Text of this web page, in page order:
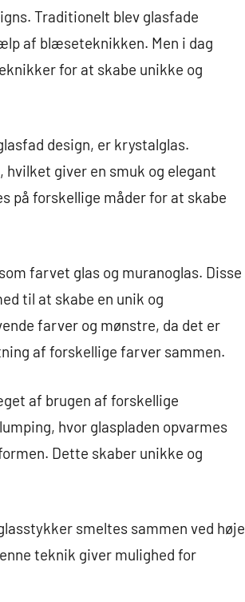
Traditionelt blev glasfade
af blæseteknikken. Men i dag
for at skabe unikke og
design, er krystalglas.
giver en smuk og elegant
på forskellige måder for at skabe
farvet glas og muranoglas. Disse
til at skabe en unik og
farver og mønstre, da det er
af forskellige farver sammen.
af brugen af forskellige
hvor glaspladen opvarmes
Dette skaber unikke og
smeltes sammen ved høje
teknik giver mulighed for